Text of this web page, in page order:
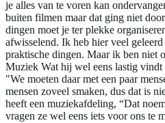
je alles van te voren kan
buiten filmen maar dat ging niet
dingen moet je ter plekke
afwisselend. Ik heb hier veel
praktische dingen. Maar ik ben niet
Muziek Wat hij wel eens lastig vindt
"We moeten daar met een paar
mensen zoveel smaken, dus dat is
heeft een muziekafdeling, “Dat
vragen ze wel eens iets voor ons te